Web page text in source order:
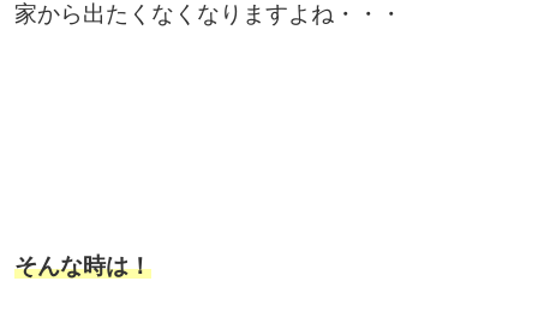
家から出たくなくなりますよね・・・
そんな時は！